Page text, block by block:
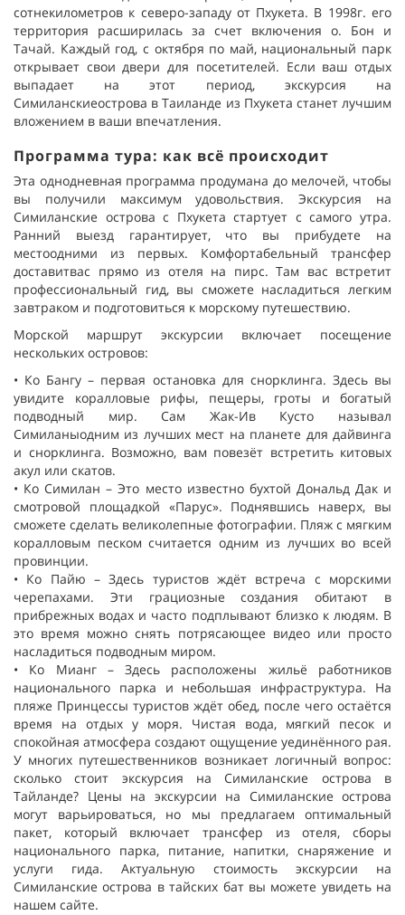
сотнекилометров к северо-западу от Пхукета. В 1998г. его
территория расширилась за счет включения о. Бон и
Тачай. Каждый год, с октября по май, национальный парк
открывает свои двери для посетителей. Если ваш отдых
выпадает на этот период, экскурсия на
Симиланскиеострова в Таиланде из Пхукета станет лучшим
вложением в ваши впечатления.
Программа тура: как всё происходит
Эта однодневная программа продумана до мелочей, чтобы
вы получили максимум удовольствия.Экскурсия на
Симиланские острова с Пхукетастартует с самого утра.
Ранний выезд гарантирует, что вы прибудете на
местоодними из первых. Комфортабельный трансфер
доставитвас прямо из отеля на пирс. Там вас встретит
профессиональный гид, вы сможете насладиться легким
завтраком и подготовиться к морскому путешествию.
Морской маршрут экскурсии включает посещение
нескольких островов:
• Ко Бангу – первая остановка для снорклинга. Здесь вы
увидите коралловые рифы, пещеры, гроты и богатый
подводный мир. Сам Жак-Ив Кусто называл
Симиланыодним из лучших мест на планете для дайвинга
и снорклинга. Возможно, вам повезёт встретить китовых
акул или скатов.
• Ко Симилан – Это место известно бухтой Дональд Дак и
смотровой площадкой «Парус». Поднявшись наверх, вы
сможете сделать великолепные фотографии. Пляж с мягким
коралловым песком считается одним из лучших во всей
провинции.
• Ко Пайю – Здесь туристов ждёт встреча с морскими
черепахами. Эти грациозные создания обитают в
прибрежных водах и часто подплывают близко к людям. В
это время можно снять потрясающее видео или просто
насладиться подводным миром.
• Ко Мианг –
Здесь расположены жильё работников
национального парка и небольшая инфраструктура. На
пляже Принцессы туристов ждёт обед, после чего остаётся
время на отдых у моря. Чистая вода, мягкий песок и
спокойная атмосфера создают ощущение уединённого рая.
У многих путешественников возникает логичный вопрос:
сколько стоит экскурсия на Симиланские острова в
Тайланде? Цены на экскурсии на Симиланские острова
могут варьироваться, но мы предлагаем оптимальный
пакет, который включает трансфер из отеля, сборы
национального парка, питание, напитки, снаряжение и
услуги гида. Актуальную стоимость экскурсии на
Симиланские острова в тайских бат вы можете увидеть на
нашем сайте.